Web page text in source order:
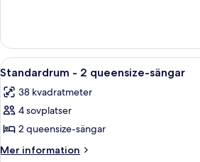
kingsize-
-
tillgänglighetsanpassat
-
kingsize-
tillgänglighetsanpassat
Öppna
alla
foton
för
Standardrum
-
Ett
4
Standardrum - 2 queensize-sängar
38 kvadratmeter
4 sovplatser
2 queensize-sängar
Mer information
Mer